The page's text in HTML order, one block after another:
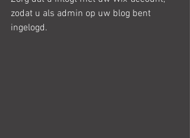
zodat u als admin op uw blog bent
ingelogd.